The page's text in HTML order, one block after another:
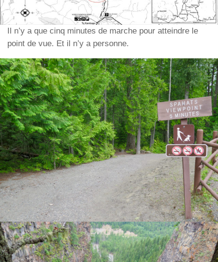
Il n’y a que cinq minutes de marche pour atteindre le
point de vue. Et il n’y a personne.